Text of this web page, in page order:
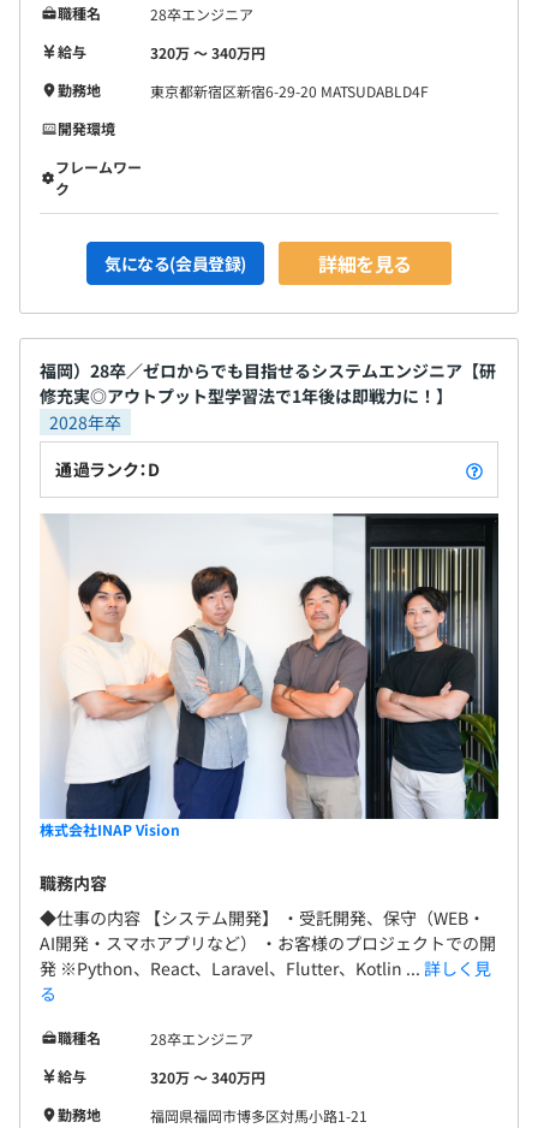
職種名
28卒エンジニア
給与
320万 〜 340万円
勤務地
東京都新宿区新宿6-29-20 MATSUDABLD4F
開発環境
フレームワー
ク
気になる(会員登録) 詳細を見る
福岡）28卒／ゼロからでも目指せるシステムエンジニア【研
修充実◎アウトプット型学習法で1年後は即戦力に！】
2028年卒
通過ランク：D
株式会社INAP Vision
職務内容
◆仕事の内容 【システム開発】 ・受託開発、保守（WEB・
AI開発・スマホアプリなど） ・お客様のプロジェクトでの開
発 ※Python、React、Laravel、Flutter、Kotlin ... 詳しく見
る
職種名
28卒エンジニア
給与
320万 〜 340万円
勤務地
福岡県福岡市博多区対馬小路1-21